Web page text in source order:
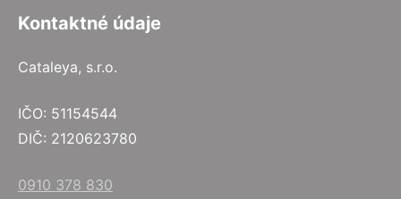
Kontaktné údaje
Cataleya, s.r.o.
IČO: 51154544
DIČ: 2120623780
0910 378 830